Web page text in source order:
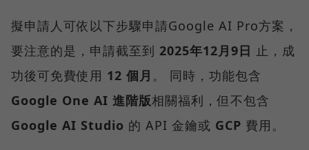
擬申請人可依以下步驟申請Google AI Pro方案，
要注意的是，申請截至到 2025年12月9日 止，成
功後可免費使用 12 個月 。 同時，功能包含
Google One AI 進階版相關福利，但不包含
Google AI Studio 的 API 金鑰或 GCP 費用。